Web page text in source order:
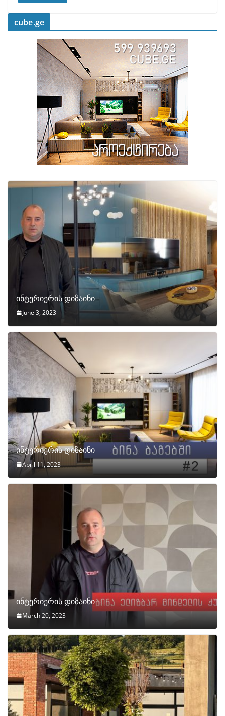
cube.ge
ინტერიერის დიზაინი
June 3, 2023
ინტერიერის დიზაინი
April 11, 2023
ინტერიერის დიზაინი
March 20, 2023